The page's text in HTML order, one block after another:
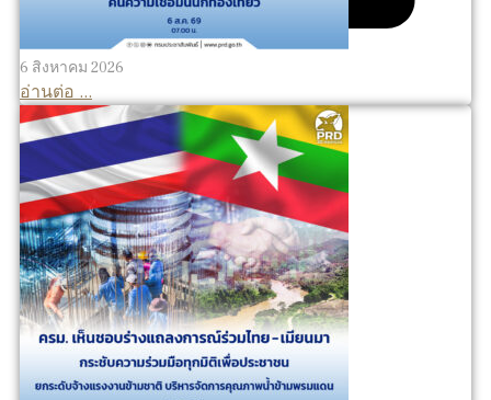
6 สิงหาคม 2026
อ่านต่อ ...